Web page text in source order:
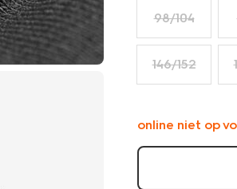
98/104
146/152
online niet op